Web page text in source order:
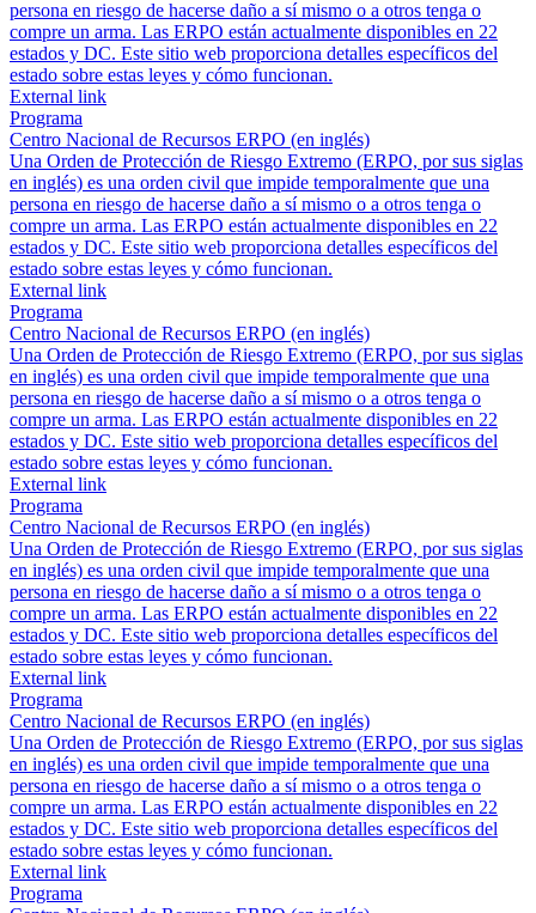
persona en riesgo de hacerse daño a sí mismo o a otros tenga o
compre un arma. Las ERPO están actualmente disponibles en 22
estados y DC. Este sitio web proporciona detalles específicos del
estado sobre estas leyes y cómo funcionan.
External link
Programa
Centro Nacional de Recursos ERPO (en inglés)
Una Orden de Protección de Riesgo Extremo (ERPO, por sus siglas
en inglés) es una orden civil que impide temporalmente que una
persona en riesgo de hacerse daño a sí mismo o a otros tenga o
compre un arma. Las ERPO están actualmente disponibles en 22
estados y DC. Este sitio web proporciona detalles específicos del
estado sobre estas leyes y cómo funcionan.
External link
Programa
Centro Nacional de Recursos ERPO (en inglés)
Una Orden de Protección de Riesgo Extremo (ERPO, por sus siglas
en inglés) es una orden civil que impide temporalmente que una
persona en riesgo de hacerse daño a sí mismo o a otros tenga o
compre un arma. Las ERPO están actualmente disponibles en 22
estados y DC. Este sitio web proporciona detalles específicos del
estado sobre estas leyes y cómo funcionan.
External link
Programa
Centro Nacional de Recursos ERPO (en inglés)
Una Orden de Protección de Riesgo Extremo (ERPO, por sus siglas
en inglés) es una orden civil que impide temporalmente que una
persona en riesgo de hacerse daño a sí mismo o a otros tenga o
compre un arma. Las ERPO están actualmente disponibles en 22
estados y DC. Este sitio web proporciona detalles específicos del
estado sobre estas leyes y cómo funcionan.
External link
Programa
Centro Nacional de Recursos ERPO (en inglés)
Una Orden de Protección de Riesgo Extremo (ERPO, por sus siglas
en inglés) es una orden civil que impide temporalmente que una
persona en riesgo de hacerse daño a sí mismo o a otros tenga o
compre un arma. Las ERPO están actualmente disponibles en 22
estados y DC. Este sitio web proporciona detalles específicos del
estado sobre estas leyes y cómo funcionan.
External link
Programa